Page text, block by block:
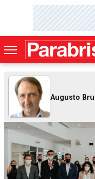
Augusto